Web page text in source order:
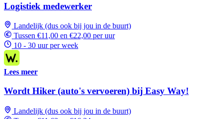
Logistiek medewerker
Landelijk (dus ook bij jou in de buurt)
Tussen €11,00 en €22,00 per uur
10 - 30 uur per week
Lees meer
Wordt Hiker (auto's vervoeren) bij Easy Way!
Landelijk (dus ook bij jou in de buurt)